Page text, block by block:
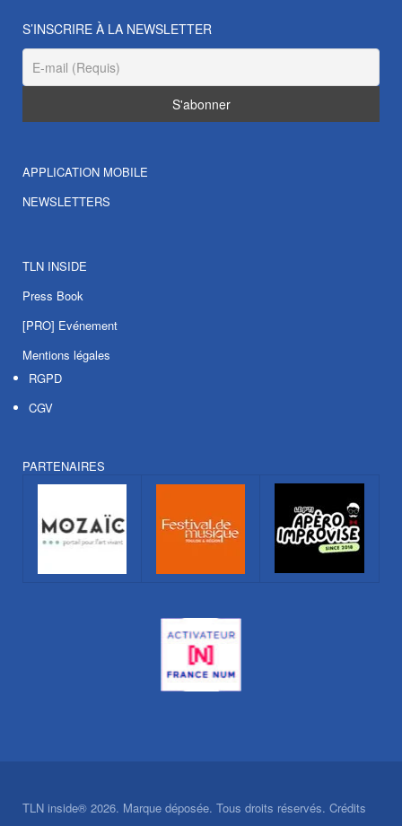
S’INSCRIRE À LA NEWSLETTER
APPLICATION MOBILE
NEWSLETTERS
TLN INSIDE
Press Book
[PRO] Evénement
Mentions légales
RGPD
CGV
PARTENAIRES
TLN inside® 2026. Marque déposée. Tous droits réservés. Crédits